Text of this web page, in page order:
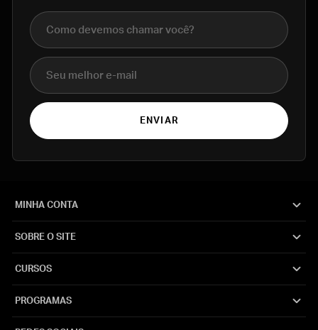
Nome completo
E-mail
ENVIAR
MINHA CONTA
SOBRE O SITE
CURSOS
PROGRAMAS